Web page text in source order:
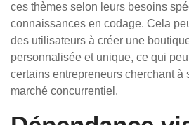
ces thèmes selon leurs besoins
connaissances en codage. Cela
des utilisateurs à créer une
personnalisée et unique, ce qui
certains entrepreneurs cherchant à
marché concurrentiel.